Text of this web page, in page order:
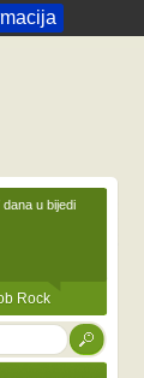
u bijedi
Rock